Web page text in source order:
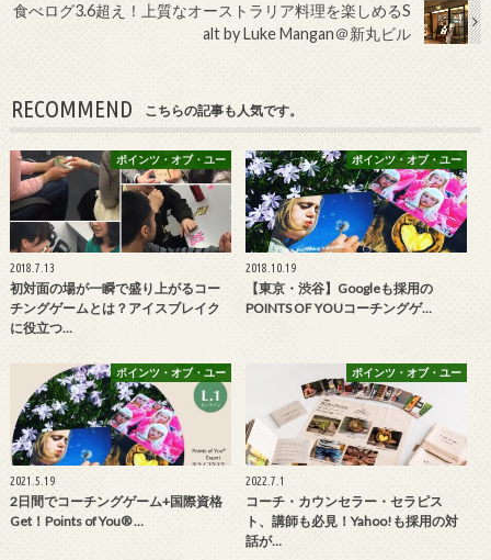
食べログ3.6超え！上質なオーストラリア料理を楽しめるS
alt by Luke Mangan＠新丸ビル
RECOMMEND こちらの記事も人気です。
ポインツ・オブ・ユー
2018.7.13
初対面の場が一瞬で盛り上がるコー
チングゲームとは？アイスブレイク
に役立つ…
ポインツ・オブ・ユー
2018.10.19
【東京・渋谷】Googleも採用の
POINTS OF YOUコーチングゲ…
ポインツ・オブ・ユー
2021.5.19
2日間でコーチングゲーム+国際資格
Get！Points of You® …
ポインツ・オブ・ユー
2022.7.1
コーチ・カウンセラー・セラピス
ト、講師も必見！Yahoo!も採用の対
話が…